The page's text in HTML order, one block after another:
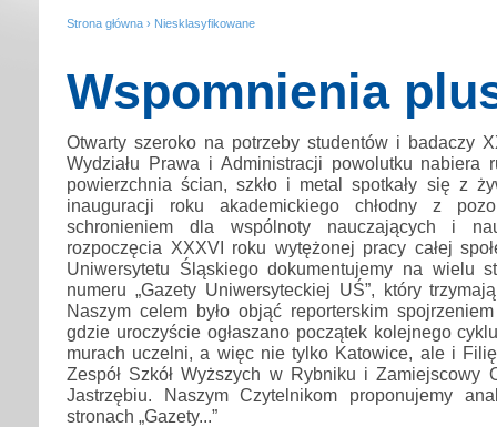
Strona główna › Niesklasyfikowane
Wspomnienia
Otwarty szeroko na potrzeby studentów i badaczy
Wydziału Prawa i Administracji powolutku nabiera
powierzchnia ścian, szkło i metal spotkały się z
inauguracji roku akademickiego chłodny z
schronieniem dla wspólnoty nauczających i
rozpoczęcia XXXVI roku wytężonej pracy całej
Uniwersytetu Śląskiego dokumentujemy na wielu
numeru „Gazety Uniwersyteckiej UŚ”, który
Naszym celem było objąć reporterskim
gdzie uroczyście ogłaszano początek kolejnego
murach uczelni, a więc nie tylko Katowice, ale i
Zespół Szkół Wyższych w Rybniku i Zamiejscowy
Jastrzębiu. Naszym Czytelnikom proponujemy
stronach „Gazety...”